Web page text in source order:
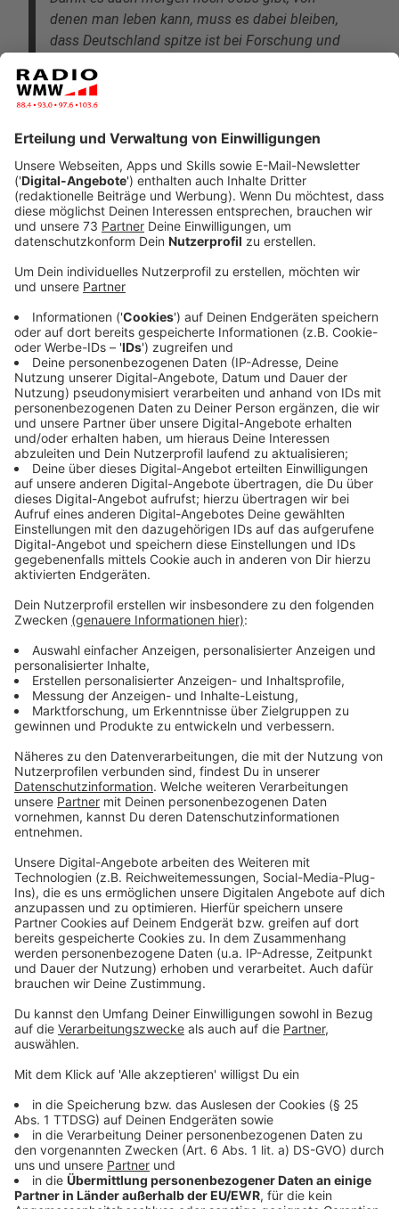
denen man leben kann, muss es dabei bleiben,
dass Deutschland spitze ist bei Forschung und
wir jetzt noch gar nicht kennen, die aber in
Zukunft was bringen. Und wir müssen natürlich
Automobilproduktion, Stahlproduktion, Chemie,
auch gut bleiben, indem wir die
Modernisierungsprozesse weiter vorantreiben.
Wir haben dann mit dem, was wir dann können,
auch eine Chance auf dem Weltmarkt.
Anzeige
Friedrich Merz:
Damit es auch morgen noch Jobs gibt, von
denen man leben kann, brauchen wir in
Deutschland produzierende Industrie.
Deutschland muss ein Industrieland bleiben, und
das heißt, ungefähr ein Viertel der Arbeitsplätze in
unserem Land müssen in der produzierenden
Industrie bei großen, mittleren und kleinen
Unternehmen auch erhalten bleiben.
Anzeige
Energiepreise
Anzeige
Olaf Scholz:
Strom und Heizung werden für uns alle bezahlbar
bleiben, weil wir die Kosten für den Ausbau des
großen Übertragungsnetzes deckeln auf 0,03€
und weil wir neue Importmöglichkeiten für im
Augenblick noch fossile Energien geschaffen
haben und weiterentwickeln, damit die Gaspreise
zum Beispiel nicht so hoch sind und indem wir
gleichzeitig die Zukunft mit im Blick haben.
Strom und Heizung werden für uns alle bezahlbar
bleiben, weil wir das Angebot vergrößern und
dafür sorgen, dass die Preisbildung auch über
das vergrößerte Angebot stattfindet.